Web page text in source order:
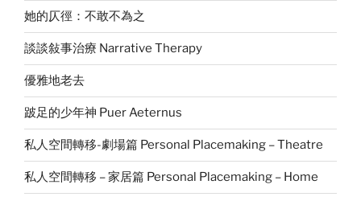
她的仄徑：不敢不為之
談談敍事治療 Narrative Therapy
優雅地老去
跛足的少年神 Puer Aeternus
私人空間轉移-劇場篇 Personal Placemaking – Theatre
私人空間轉移 – 家居篇 Personal Placemaking – Home